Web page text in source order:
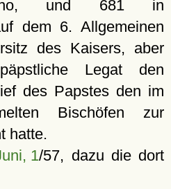
und 681 in
dem 6. Allgemeinen
des Kaisers, aber
Legat den
des Papstes den im
Bischöfen zur
hatte.
1/57, dazu die dort